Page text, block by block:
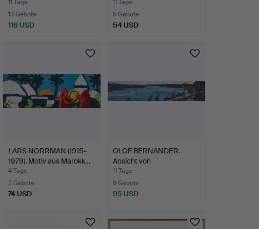
11 Tage
13 Gebote
116 USD
11 Tage
5 Gebote
54 USD
LARS NORRMAN (1915-
1979). Motiv aus Marokk…
4 Tage
2 Gebote
74 USD
OLOF BERNANDER.
Ansicht von
Stadsgårdskaje…
11 Tage
9 Gebote
95 USD